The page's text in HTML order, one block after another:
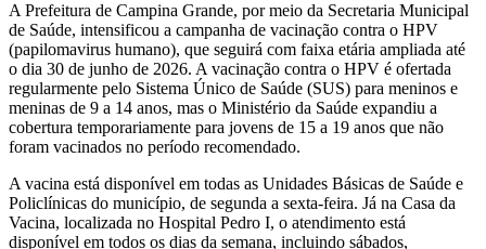
A Prefeitura de Campina Grande, por meio da Secretaria Municipal
de Saúde, intensificou a campanha de vacinação contra o HPV
(papilomavirus humano), que seguirá com faixa etária ampliada até
o dia 30 de junho de 2026. A vacinação contra o HPV é ofertada
regularmente pelo Sistema Único de Saúde (SUS) para meninos e
meninas de 9 a 14 anos, mas o Ministério da Saúde expandiu a
cobertura temporariamente para jovens de 15 a 19 anos que não
foram vacinados no período recomendado.
A vacina está disponível em todas as Unidades Básicas de Saúde e
Policlínicas do município, de segunda a sexta-feira. Já na Casa da
Vacina, localizada no Hospital Pedro I, o atendimento está
disponível em todos os dias da semana, incluindo sábados,